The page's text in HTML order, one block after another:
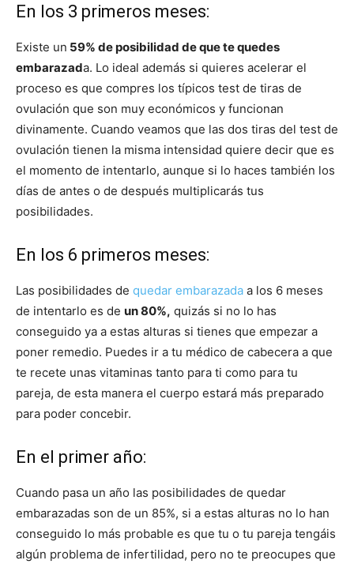
En los 3 primeros meses:
Existe un 59% de posibilidad de que te quedes
embarazada. Lo ideal además si quieres acelerar el
proceso es que compres los típicos test de tiras de
ovulación que son muy económicos y funcionan
divinamente. Cuando veamos que las dos tiras del test de
ovulación tienen la misma intensidad quiere decir que es
el momento de intentarlo, aunque si lo haces también los
días de antes o de después multiplicarás tus
posibilidades.
En los 6 primeros meses:
Las posibilidades de quedar embarazada a los 6 meses
de intentarlo es de un 80%, quizás si no lo has
conseguido ya a estas alturas si tienes que empezar a
poner remedio. Puedes ir a tu médico de cabecera a que
te recete unas vitaminas tanto para ti como para tu
pareja, de esta manera el cuerpo estará más preparado
para poder concebir.
En el primer año:
Cuando pasa un año las posibilidades de quedar
embarazadas son de un 85%, si a estas alturas no lo han
conseguido lo más probable es que tu o tu pareja tengáis
algún problema de infertilidad, pero no te preocupes que